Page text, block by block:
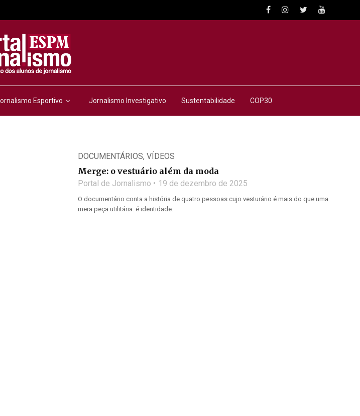
Esportivo Jornalismo Investigativo Sustentabilidade COP30
DOCUMENTÁRIOS, VÍDEOS
Merge: o vestuário além da moda
Portal de Jornalismo 19 de dezembro de 2025
O documentário conta a história de quatro pessoas cujo vesturário é mais do que uma
mera peça utilitária: é identidade.